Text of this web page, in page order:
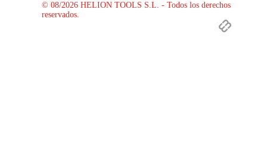
© 08/2026 HELION TOOLS S.L. - Todos los derechos
reservados.